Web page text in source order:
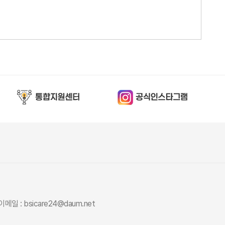
메일 : bsicare24@daum.net